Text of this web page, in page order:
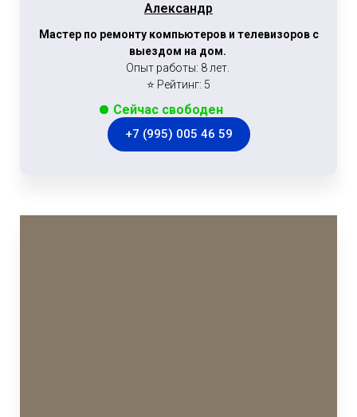
Александр
Мастер по ремонту компьютеров и телевизоров с
выездом на дом.
Опыт работы: 8 лет.
⭐ Рейтинг: 5
Сейчас свободен
+7 (995) 005 46 59